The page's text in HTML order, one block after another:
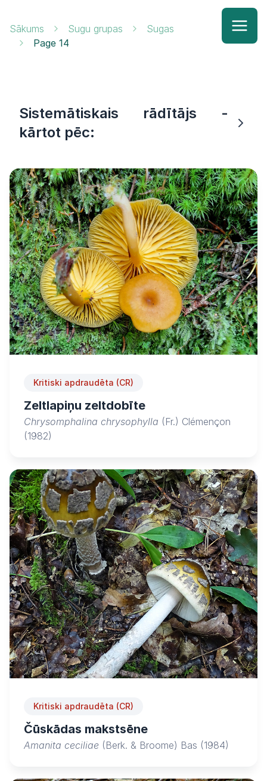
Sākums Sugu grupas
Sugas
Page 14
Sistemātiskais rādītājs -
kārtot pēc:
Kritiski apdraudēta (CR)
Zeltlapiņu zeltdobīte
Chrysomphalina chrysophylla (Fr.) Clémençon
(1982)
Kritiski apdraudēta (CR)
Čūskādas makstsēne
Amanita ceciliae (Berk. & Broome) Bas (1984)